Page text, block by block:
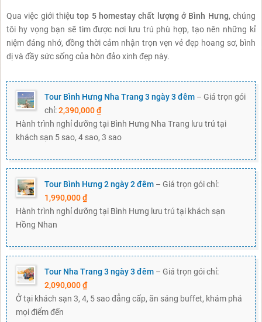
Qua việc giới thiệutop 5 homestay chất lượng ở Bình Hưng, chúng
tôi hy vọng bạn sẽ tìm được nơi lưu trú phù hợp, tạo nên những kỉ
niệm đáng nhớ, đồng thời cảm nhận trọn vẹn vẻ đẹp hoang sơ, bình
dị và đầy sức sống của hòn đảo xinh đẹp này.
Tour Bình Hưng Nha Trang 3 ngày 3 đêm– Giá trọn gói
chỉ:2,390,000 ₫
Hành trình nghỉ dưỡng tại Bình Hưng Nha Trang lưu trú tại
khách sạn 5 sao, 4 sao, 3 sao
Tour Bình Hưng 2 ngày 2 đêm– Giá trọn gói chỉ:
1,990,000 ₫
Hành trình nghỉ dưỡng tại Bình Hưng lưu trú tại khách sạn
Hồng Nhan
Tour Nha Trang 3 ngày 3 đêm– Giá trọn gói chỉ:
2,090,000 ₫
Ở tại khách sạn 3, 4, 5 sao đẳng cấp, ăn sáng buffet, khám phá
mọi điểm đến